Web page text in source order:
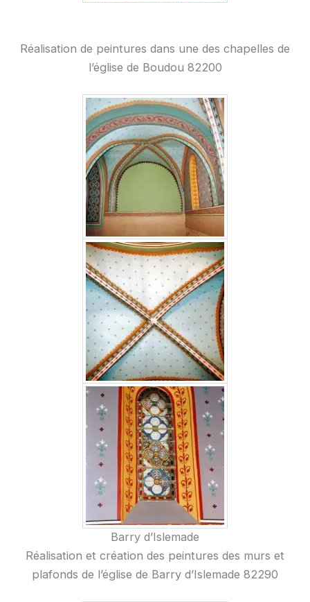
Réalisation de peintures dans une des chapelles de
l’église de Boudou 82200
Barry d’Islemade
Réalisation et création des peintures des murs et
plafonds de l’église de Barry d’Islemade 82290